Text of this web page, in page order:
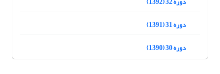
دوره 31 (1391)
دوره 30 (1390)